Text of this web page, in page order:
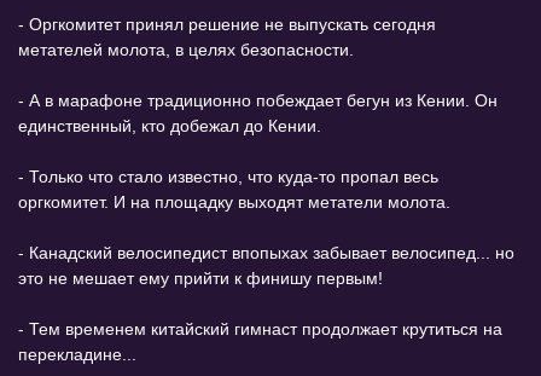
- Оргкомитет принял решение не выпускать сегодня
метателей молота, в целях безопасности.
- А в марафоне традиционно побеждает бегун из Кении. Он
единственный, кто добежал до Кении.
- Только что стало известно, что куда-то пропал весь
оргкомитет. И на площадку выходят метатели молота.
- Канадский велосипедист впопыхах забывает велосипед... но
это не мешает ему прийти к финишу первым!
- Тем временем китайский гимнаст продолжает крутиться на
перекладине...